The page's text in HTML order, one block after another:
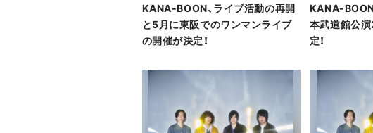
KANA-BOON、ライブ活動の再開
と5月に東阪でのワンマンライブ
の開催が決定！
KANA-
本武道館公
定！